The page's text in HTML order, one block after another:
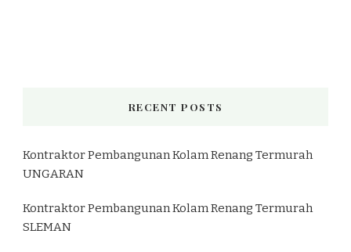
RECENT POSTS
Kontraktor Pembangunan Kolam Renang Termurah
UNGARAN
Kontraktor Pembangunan Kolam Renang Termurah
SLEMAN